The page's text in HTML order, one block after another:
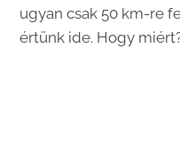
ugyan csak 50 km-re
értünk ide. Hogy